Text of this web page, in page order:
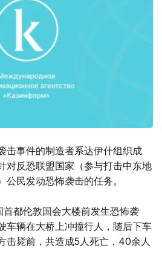
击事件的制造者系达伊什组织成
对反恐联盟国家（参与打击中东地
民发动恐怖袭击的任务。
都伦敦国会大楼前发生恐怖袭
车辆在大桥上冲撞行人，随后下车
击毙前，共造成5人死亡，40余人